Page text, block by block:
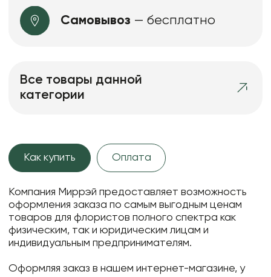
Самовывоз — бесплатно
Все товары данной
категории
Как купить Оплата
Компания Миррэй предоставляет возможность
оформления заказа по самым выгодным ценам
товаров для флористов полного спектра как
физическим, так и юридическим лицам и
индивидуальным предпринимателям.
Оформляя заказ в нашем интернет-магазине, у